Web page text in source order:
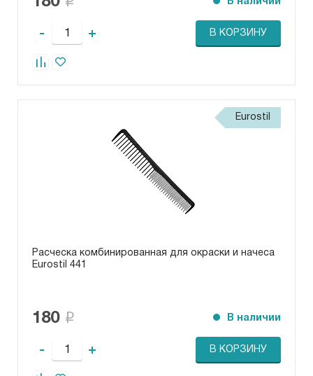
В наличии
- + В КОРЗИНУ
Eurostil
Расческа комбинированная для окраски и начеса
Eurostil 441
180 В наличии
- + В КОРЗИНУ